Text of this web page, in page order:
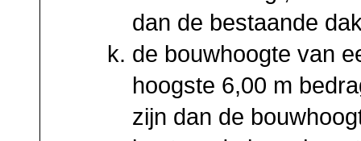
dan de bestaande
de bouwhoogte van
hoogste 6,00 m
zijn dan de